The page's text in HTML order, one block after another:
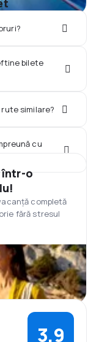
bilete
similare?
cu
într-o
completă
fără stresul
3,9